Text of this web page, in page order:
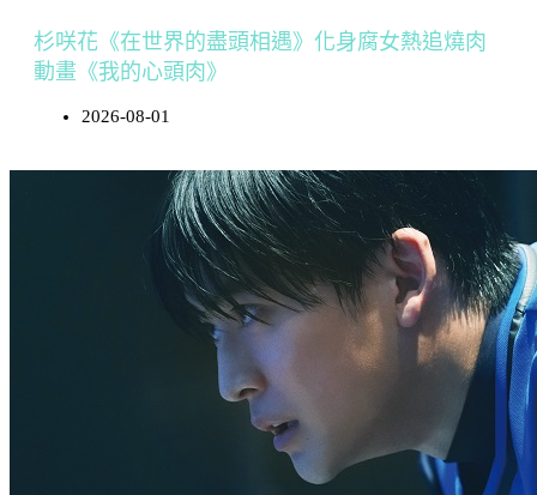
杉咲花《在世界的盡頭相遇》化身腐女熱追燒肉
動畫《我的心頭肉》
2026-08-01